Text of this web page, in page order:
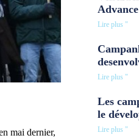
mai dernier,
Lire plus "
Lire plus "
Les
le
Lire plus "